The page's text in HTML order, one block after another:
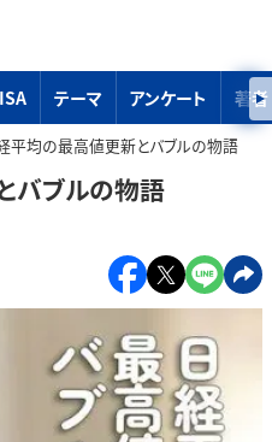
テーマ アンケート 著者
平均の最高値更新とバブルの物語
バブルの物語